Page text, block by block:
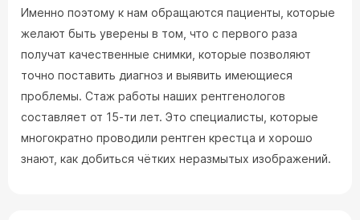
Именно поэтому к нам обращаются пациенты, которые
желают быть уверены в том, что с первого раза
получат качественные снимки, которые позволяют
точно поставить диагноз и выявить имеющиеся
проблемы. Стаж работы наших рентгенологов
составляет от 15-ти лет. Это специалисты, которые
многократно проводили рентген крестца и хорошо
знают, как добиться чётких неразмытых изображений.